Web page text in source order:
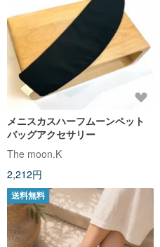
メニスカスハーフムーンペット
バッグアクセサリー
The moon.K
2,212円
送料無料